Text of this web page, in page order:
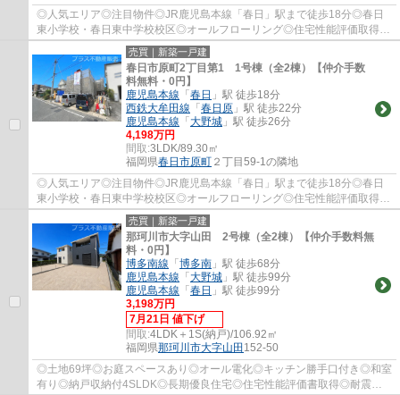
◎人気エリア◎注目物件◎JR鹿児島本線「春日」駅まで徒歩18分◎春日
東小学校・春日東中学校校区◎オールフローリング◎住宅性能評価取得◎
フラット35S対応◎
売買｜新築一戸建
春日市原町2丁目第1 1号棟（全2棟）【仲介手数
料無料・0円】
鹿児島本線 「 春日 」駅 徒歩18分
西鉄大牟田線 「 春日原 」駅 徒歩22分
鹿児島本線 「 大野城 」駅 徒歩26分
4,198万円
間取:3LDK/89.30㎡
福岡県春日市原町 ２丁目59-1の隣地
◎人気エリア◎注目物件◎JR鹿児島本線「春日」駅まで徒歩18分◎春日
東小学校・春日東中学校校区◎オールフローリング◎住宅性能評価取得◎
フラット35S対応◎
売買｜新築一戸建
那珂川市大字山田 2号棟（全2棟）【仲介手数料無
料・0円】
博多南線 「 博多南 」駅 徒歩68分
鹿児島本線 「 大野城 」駅 徒歩99分
鹿児島本線 「 春日 」駅 徒歩99分
3,198万円
7月21日 値下げ
間取:4LDK＋1S(納戸)/106.92㎡
福岡県那珂川市大字山田 152-50
◎土地69坪◎お庭スペースあり◎オール電化◎キッチン勝手口付き◎和室
有り◎納戸収納付4SLDK◎長期優良住宅◎住宅性能評価書取得◎耐震等